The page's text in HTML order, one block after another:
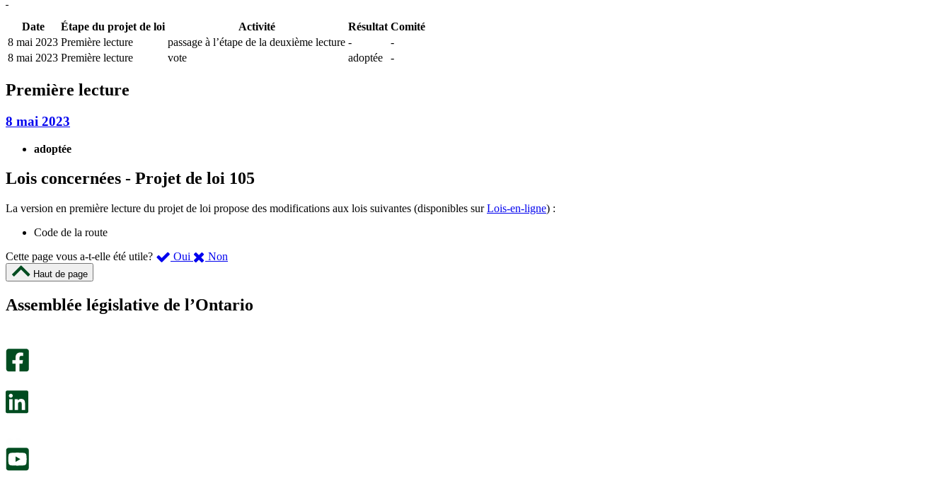
Date Étape du projet de loi Activité Résultat Comité
8 mai 2023 Première lecture passage à l’étape de la deuxième lecture -
-
8 mai 2023 Première lecture vote adoptée -
Première lecture
8 mai 2023
adoptée
Lois concernées - Projet de loi 105
La version en première lecture du projet de loi propose des modifications aux lois suivantes (disponibles surLois-en-ligne) :
Code de la route
Cette page vous a-t-elle été utile?
Oui ,
été
Non
m’a
Haut de page
Assemblée législative de l’Ontario